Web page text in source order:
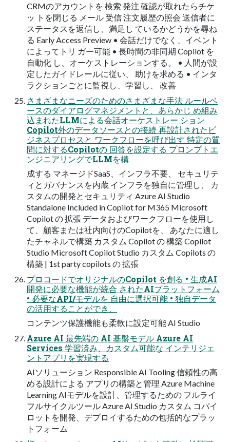
CRMのアカウントを 検索 発注 確認が取れたらチケ
ッ トを閉じる メール 受信 注文履歴の照会 送信者に
ステータスを返信し、満足し ているかどうかを尋ね
る Early Access Preview • 会話だけでなく、イベント
によってトリ ガー可能 • 長時間の非同期 Copilot を
自動化 し、オーケストレーションする。 • 人間が設
定したガイドレールに従い、 助けを求める • インタ
ラクションごとに監視し、学習し、 改善
さまざまなニーズのためのさまざまな手法 ルールベ
ースのダイアログマネジメントと、あらかじ め組み
込まれたLLMによる会話オーケストレー ション
Copilot外のデータソースとの接続 再設計されたビ
ジネスプロセスと ワークフローを呼び出す 特定の質
問に対するCopilotの 回答を設定する プロンプトエ
ンジニアリングでLLMを構
成する マネージドSaaS、インフラ不要、 セキュリテ
ィとガバナンスを内蔵 インフラを独自に管理し、 カ
スタムの開発とセキュリティ Azure AI Studio
Standalone Included in Copilot for M365 Microsoft
Copilot の 拡張 データおよびワークフローを使用し
て、顧客または社内向けのCopilotを、 あなたに適し
たチャネルで構築 カスタム Copilot の 構築 Copilot
Studio Microsoft Copilot Studio カスタム Copilots の
構築 | 1st party copilots の 拡張
プロコードでオリジナルのCopilot を創る • 生成AI
開発に必要な機能が統合 されたAIプラットフォーム
• 必要なAPI/モデルを 自由に選択可能 • 独自データ
の活用することができ、
コンテンツ保護機能も柔軟に設定可能 AI Studio
Azure AI 最先端の AI 基盤モデル Azure AI
Services 学習済み、カスタム可能な インテリジェ
ントアプリを実現する
AIソリューション Responsible AI Tooling 信頼性の高
める設計による アプリの構築と管理 Azure Machine
Learning AIモデルを設計、管理するための フルライ
フルサイクルツール Azure AI Studio カスタム コパイ
ロットを開発、デプロイするための包括的なプラッ
トフォーム